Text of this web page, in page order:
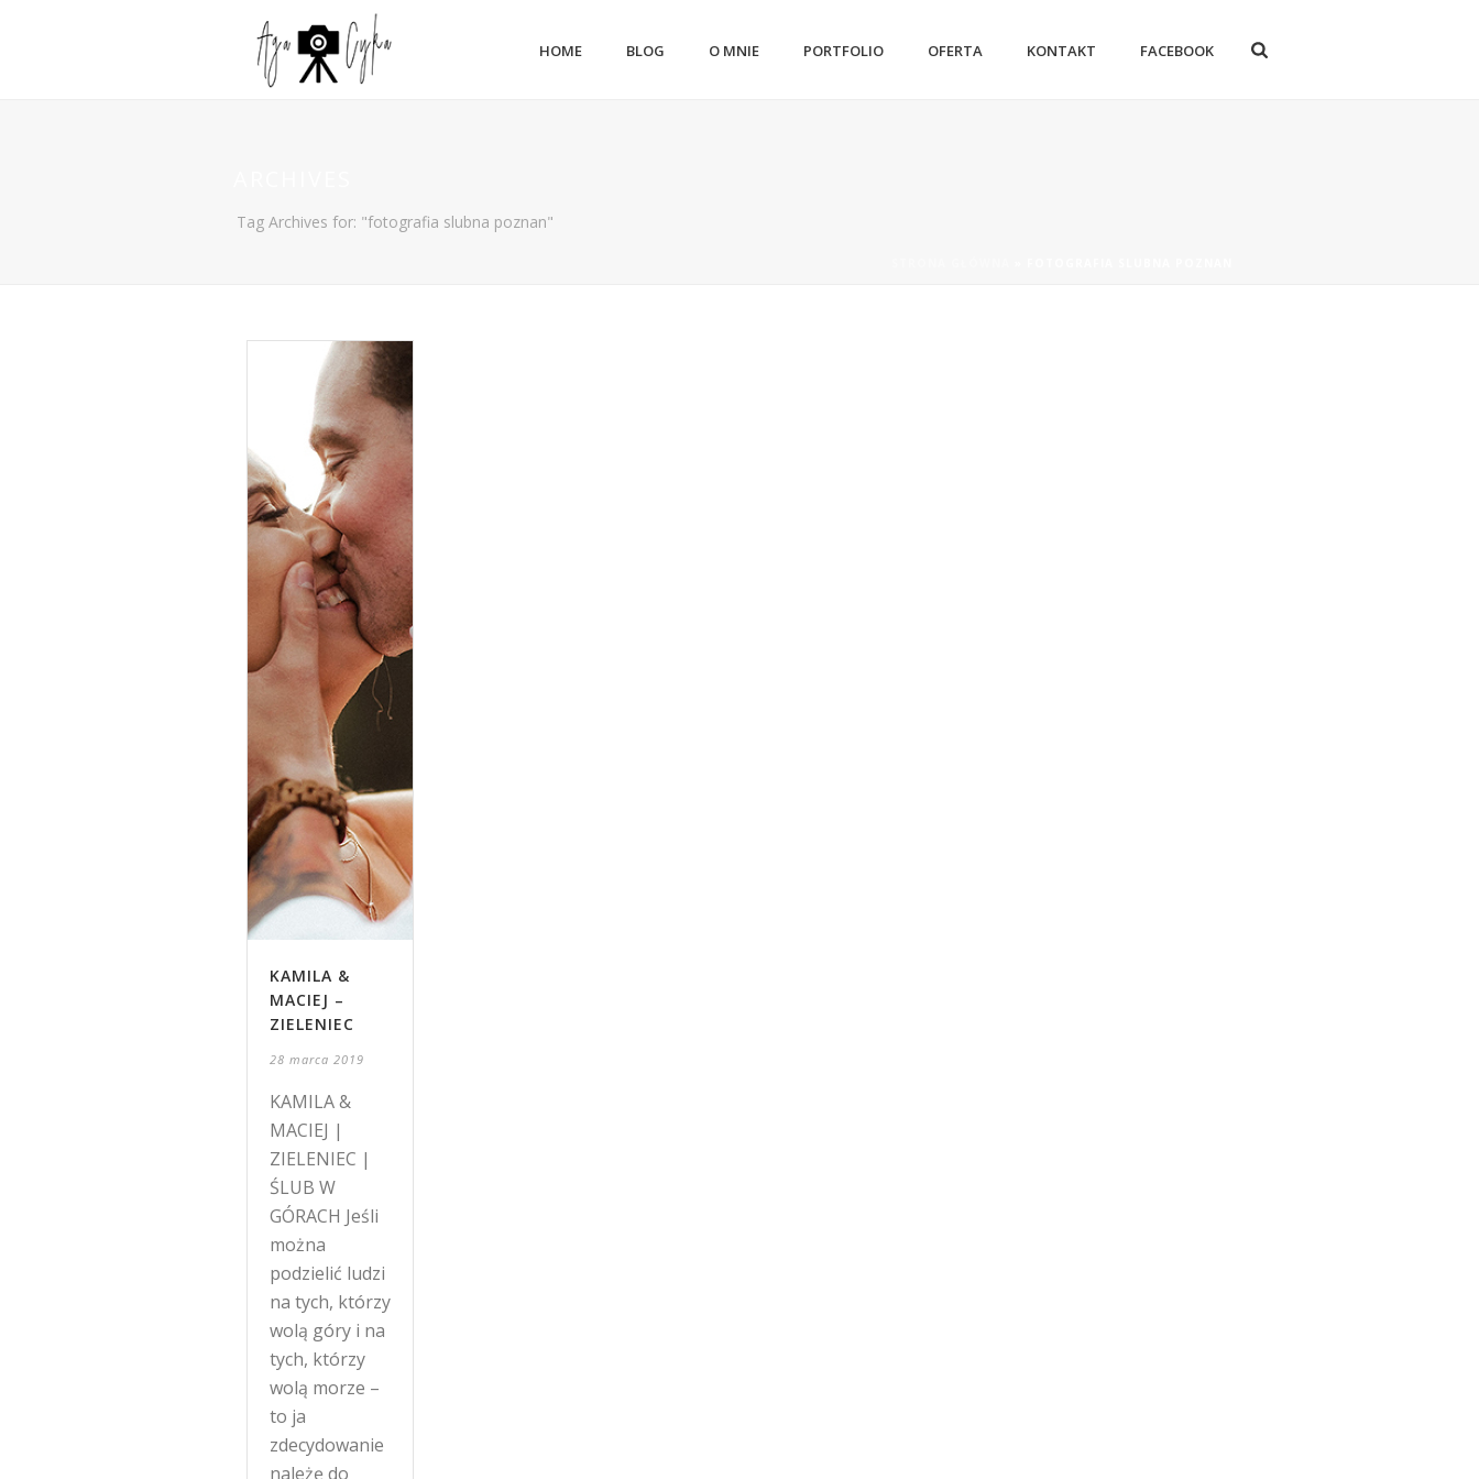
HOME BLOG O MNIE PORTFOLIO OFERTA KONTAKT FACEBOOK
Tag Archives for: "fotografia slubna poznan"
KAMILA &
MACIEJ –
ZIELENIEC
28 marca 2019
KAMILA &
MACIEJ |
ZIELENIEC |
ŚLUB W
GÓRACH Jeśli
można
podzielić ludzi
na tych, którzy
wolą góry i na
tych, którzy
wolą morze –
to ja
zdecydowanie
należę do